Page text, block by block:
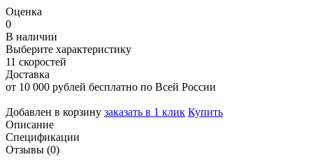
Оценка
0
В наличии
Выберите характеристику
11 скоростей
Доставка
от 10 000 рублей бесплатно по Всей России
Добавлен в корзину заказать в 1 клик Купить
Описание
Спецификации
Отзывы (0)